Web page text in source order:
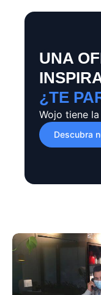
UNA
¿TE
Wojo tiene
Descubra